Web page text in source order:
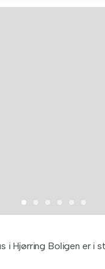
i Hjørring Boligen er i